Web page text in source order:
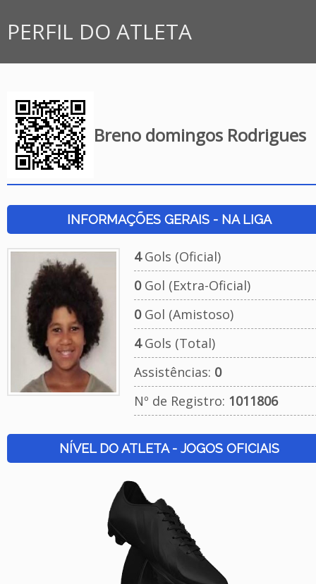
PERFIL DO ATLETA
Breno domingos Rodrigues
INFORMAÇÕES GERAIS - NA LIGA
4Gols (Oficial)
0Gol (Extra-Oficial)
0Gol (Amistoso)
4Gols (Total)
Assistências: 0
Nº de Registro: 1011806
NÍVEL DO ATLETA - JOGOS OFICIAIS